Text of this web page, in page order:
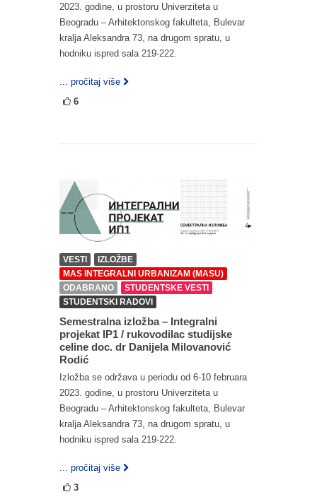
2023. godine, u prostoru Univerziteta u
Beogradu – Arhitektonskog fakulteta, Bulevar
kralja Aleksandra 73, na drugom spratu, u
hodniku ispred sala 219-222.
... pročitaj više
6
VESTI
IZLOŽBE
MAS INTEGRALNI URBANIZAM (MASU)
ODABRANO
STUDENTSKE VESTI
STUDENTSKI RADOVI
Semestralna izložba – Integralni
projekat IP1 / rukovodilac studijske
celine doc. dr Danijela Milovanović
Rodić
Izložba se održava u periodu od 6-10 februara
2023. godine, u prostoru Univerziteta u
Beogradu – Arhitektonskog fakulteta, Bulevar
kralja Aleksandra 73, na drugom spratu, u
hodniku ispred sala 219-222.
... pročitaj više
3